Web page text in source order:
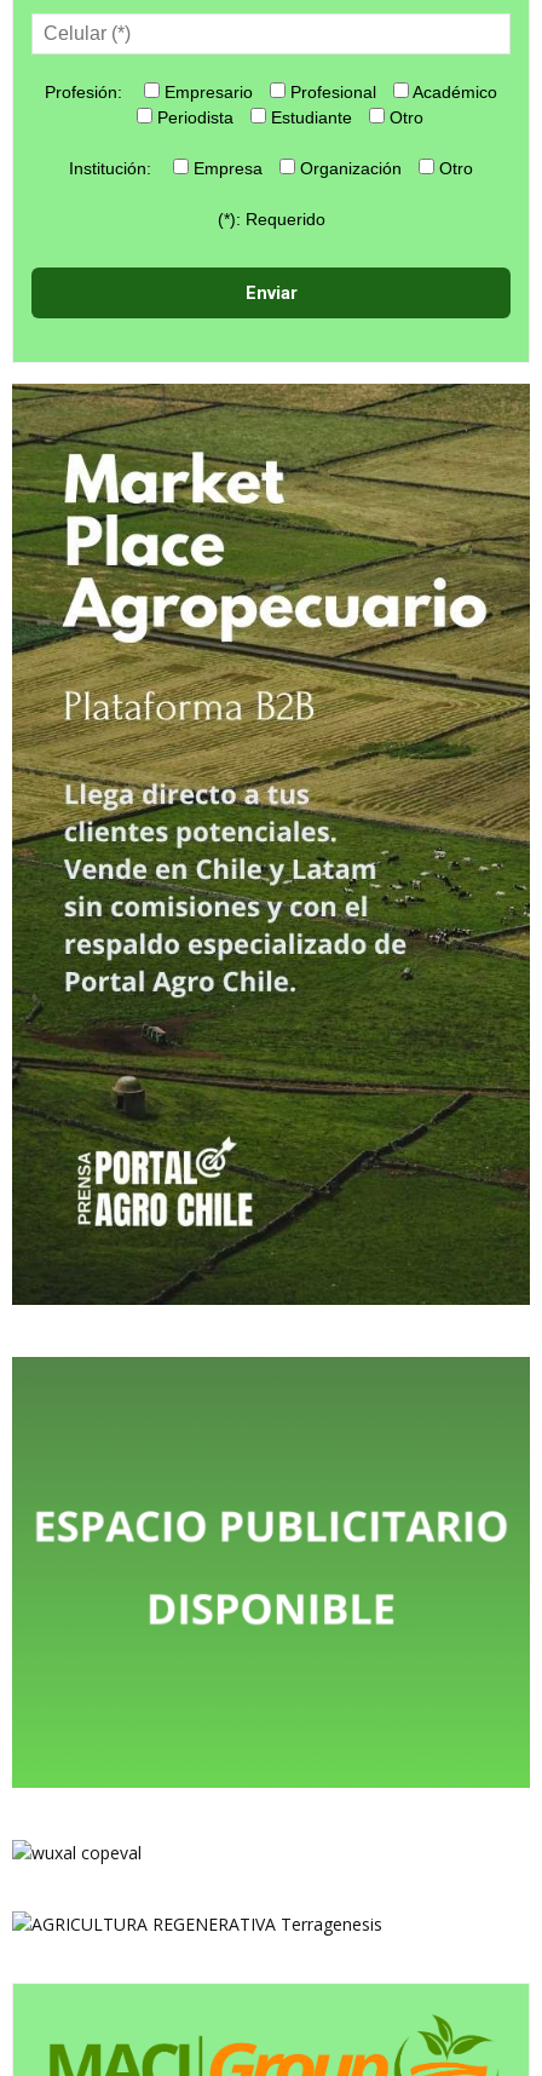
Profesión: Empresario Profesional
Académico
Periodista
Estudiante Otro
Institución: Empresa Organización Otro
(*): Requerido